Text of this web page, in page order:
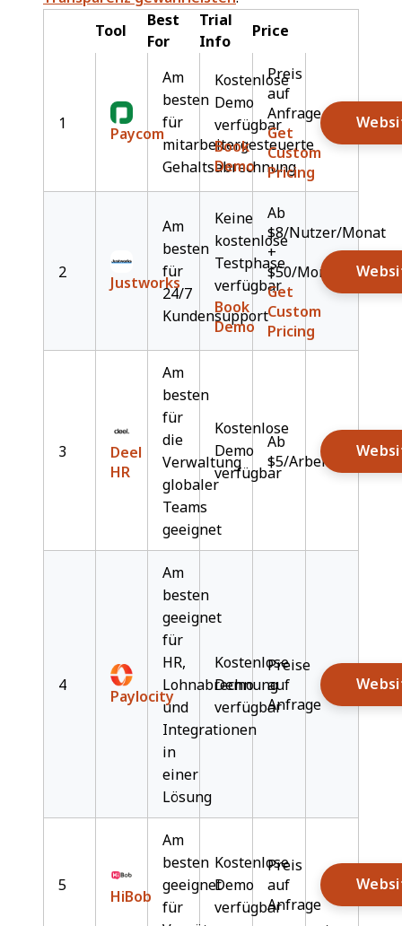
Tool
Best
For
Trial
Info
Price
1
Paycom
Am
besten
für
mitarbeitergesteuerte
Gehaltsabrechnung
Kostenlose
Demo
verfügbar
Book
Demo
Preis
auf
Anfrage
Get
Custom
Pricing
2
Justworks
Am
besten
für
24/7
Kundensupport
Keine
kostenlose
Testphase
verfügbar
Book
Demo
Ab
$8/Nutzer/Monat
+
$50/Monat
Get
Custom
Pricing
3
Deel
HR
Am
besten
für
die
Verwaltung
globaler
Teams
geeignet
Kostenlose
Demo
verfügbar
Ab
$5/Arbeitnehmer/
4
Paylocity
Am
besten
geeignet
für
HR,
Lohnabrechnung
und
Integrationen
in
einer
Lösung
Kostenlose
Demo
verfügbar
Preise
auf
Anfrage
5
HiBob
Am
besten
geeignet
für
Kostenlose
Demo
verfügbar
Preis
auf
Anfrage